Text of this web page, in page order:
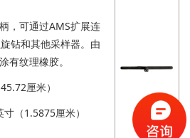
，可通过AMS扩展连
钻和其他采样器。由
有纹理橡胶。
厘米）
（1.5875厘米）